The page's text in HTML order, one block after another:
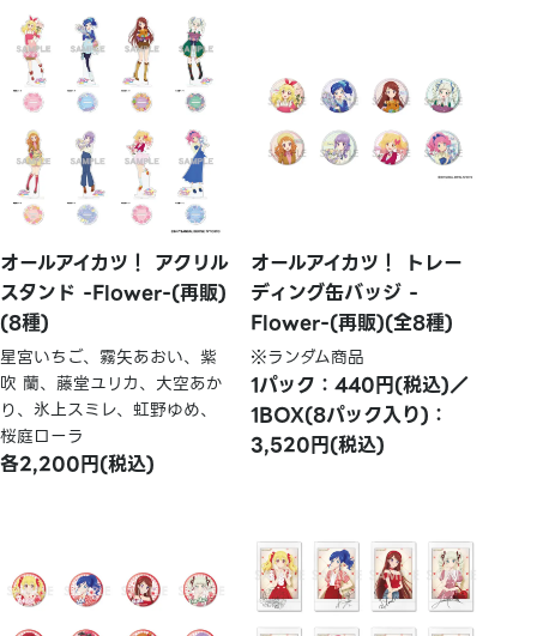
オールアイカツ！ アクリル
スタンド -Flower-(再販)
(8種)
星宮いちご、霧矢あおい、紫
吹 蘭、藤堂ユリカ、大空あか
り、氷上スミレ、虹野ゆめ、
桜庭ローラ
各2,200円(税込)
オールアイカツ！ トレー
ディング缶バッジ -
Flower-(再販)(全8種)
※ランダム商品
1パック：440円(税込)／
1BOX(8パック入り)：
3,520円(税込)